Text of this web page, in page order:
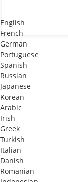
English
French
German
Portuguese
Spanish
Russian
Japanese
Korean
Arabic
Irish
Greek
Turkish
Italian
Danish
Romanian